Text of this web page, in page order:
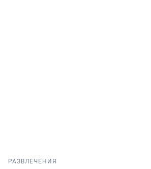
РАЗВЛЕЧЕНИЯ